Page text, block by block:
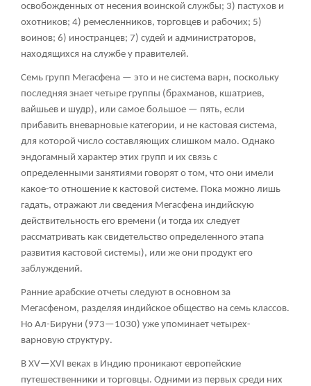
освобожденных от несения воинской службы; 3) пастухов и
охотников; 4) ремесленников, торговцев и рабочих; 5)
воинов; 6) иностранцев; 7) судей и администраторов,
находящихся на службе у правителей.
Семь групп Мегасфена — это и не система варн, поскольку
последняя знает четыре группы (брахманов, кшатриев,
вайшьев и шудр), или самое большое — пять, если
прибавить вневарновые категории, и не кастовая система,
для которой число составляющих слишком мало. Однако
эндогамный характер этих групп и их связь с
определенными занятиями говорят о том, что они имели
какое-то отношение к кастовой системе. Пока можно лишь
гадать, отражают ли сведения Мегасфена индийскую
действительность его времени (и тогда их следует
рассматривать как свидетельство определенного этапа
развития кастовой системы), или же они продукт его
заблуждений.
Ранние арабские отчеты следуют в основном за
Мегасфеном, разделяя индийское общество на семь классов.
Но Ал-Бируни (973—1030) уже упоминает четырех-
варновую структуру.
В XV—XVI веках в Индию проникают европейские
путешественники и торговцы. Одними из первых среди них